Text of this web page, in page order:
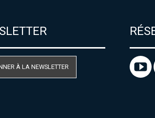
À LA NEWSLETTER